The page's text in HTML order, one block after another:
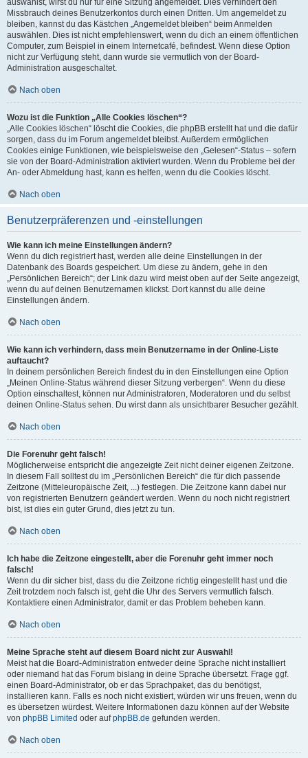
auswählst, wirst du nur für eine Sitzung angemeldet. Dies verhindert den
Missbrauch deines Benutzerkontos durch einen Dritten. Um angemeldet zu
bleiben, kannst du das Kästchen „Angemeldet bleiben“ beim Anmelden
auswählen. Dies ist nicht empfehlenswert, wenn du dich an einem öffentlichen
Computer, zum Beispiel in einem Internetcafé, befindest. Wenn diese Option
nicht zur Verfügung steht, dann wurde sie vermutlich von der Board-
Administration ausgeschaltet.
Nach oben
Wozu ist die Funktion „Alle Cookies löschen“?
„Alle Cookies löschen“ löscht die Cookies, die phpBB erstellt hat und die dafür
sorgen, dass du im Forum angemeldet bleibst. Außerdem ermöglichen
Cookies einige Funktionen, wie beispielsweise den „Gelesen“-Status – sofern
sie von der Board-Administration aktiviert wurden. Wenn du Probleme bei der
An- oder Abmeldung hast, kann es helfen, wenn du die Cookies löscht.
Nach oben
Benutzerpräferenzen und -einstellungen
Wie kann ich meine Einstellungen ändern?
Wenn du dich registriert hast, werden alle deine Einstellungen in der
Datenbank des Boards gespeichert. Um diese zu ändern, gehe in den
„Persönlichen Bereich“; der Link dazu wird meist oben auf der Seite angezeigt,
wenn du auf deinen Benutzernamen klickst. Dort kannst du alle deine
Einstellungen ändern.
Nach oben
Wie kann ich verhindern, dass mein Benutzername in der Online-Liste
auftaucht?
In deinem persönlichen Bereich findest du in den Einstellungen eine Option
„Meinen Online-Status während dieser Sitzung verbergen“. Wenn du diese
Option einschaltest, können nur Administratoren, Moderatoren und du selbst
deinen Online-Status sehen. Du wirst dann als unsichtbarer Besucher gezählt.
Nach oben
Die Forenuhr geht falsch!
Möglicherweise entspricht die angezeigte Zeit nicht deiner eigenen Zeitzone.
In diesem Fall solltest du im „Persönlichen Bereich“ die für dich passende
Zeitzone (Mitteleuropäische Zeit, ...) festlegen. Die Zeitzone kann dabei nur
von registrierten Benutzern geändert werden. Wenn du noch nicht registriert
bist, ist dies ein guter Grund, dies jetzt zu tun.
Nach oben
Ich habe die Zeitzone eingestellt, aber die Forenuhr geht immer noch
falsch!
Wenn du dir sicher bist, dass du die Zeitzone richtig eingestellt hast und die
Zeit trotzdem noch falsch ist, geht die Uhr des Servers vermutlich falsch.
Kontaktiere einen Administrator, damit er das Problem beheben kann.
Nach oben
Meine Sprache steht auf diesem Board nicht zur Auswahl!
Meist hat die Board-Administration entweder deine Sprache nicht installiert
oder niemand hat das Forum bislang in deine Sprache übersetzt. Frage ggf.
einen Board-Administrator, ob er das Sprachpaket, das du benötigst,
installieren kann. Falls es noch nicht existiert, würden wir uns freuen, wenn du
es übersetzen würdest. Weitere Informationen dazu können auf der Website
von phpBB Limited oder aufphpBB.de gefunden werden.
Nach oben